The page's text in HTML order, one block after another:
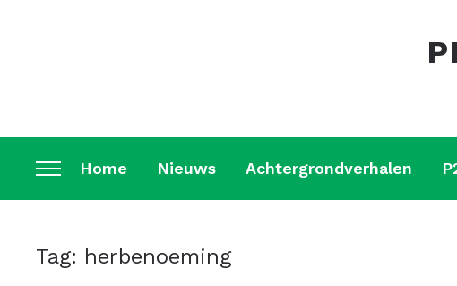
Toggle
sidebar
navigation
Home Nieuws Achtergrondverhalen
Tag: herbenoeming